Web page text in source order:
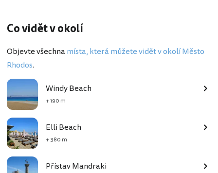
Co vidět v okolí
Objevte všechnamísta, která můžete vidět v okolí Město
Rhodos.
Windy Beach
+ 190 m
Elli Beach
+ 380 m
Přístav Mandraki